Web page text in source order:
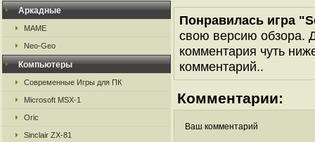
Аркадные
MAME
Neo-Geo
Компьютеры
Современные Игры для ПК
Microsoft MSX-1
Oric
Sinclair ZX-81
Понравилась игра
свою версию обзора.
комментария чуть
комментарий..
Комментарии:
Ваш комментарий